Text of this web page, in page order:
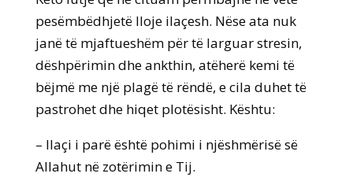
pesëmbëdhjetë lloje ilaçesh. Nëse ata nuk
janë të mjaftueshëm për të larguar stresin,
dëshpërimin dhe ankthin, atëherë kemi të
bëjmë me një plagë të rëndë, e cila duhet të
pastrohet dhe hiqet plotësisht. Kështu:
– Ilaçi i parë është pohimi i njëshmërisë së
Allahut në zotërimin e Tij.